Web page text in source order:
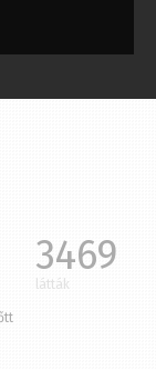
3469
látták